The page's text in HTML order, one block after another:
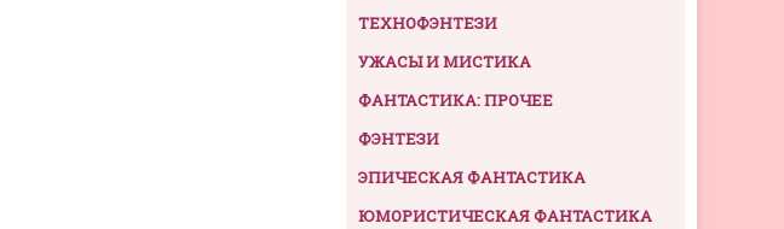
ТЕХНОФЭНТЕЗИ
УЖАСЫ И МИСТИКА
ФАНТАСТИКА: ПРОЧЕЕ
ФЭНТЕЗИ
ЭПИЧЕСКАЯ ФАНТАСТИКА
ЮМОРИСТИЧЕСКАЯ ФАНТАСТИКА